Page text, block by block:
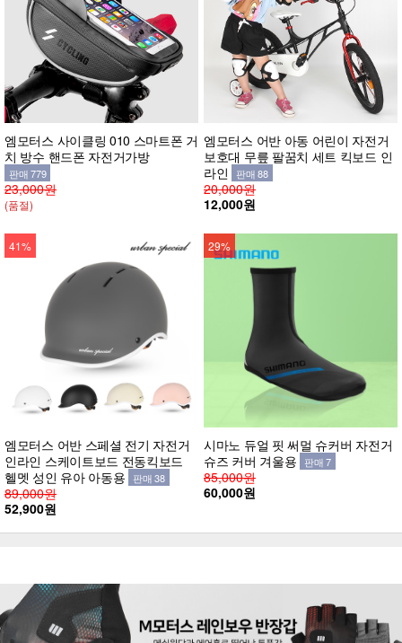
엠모터스 사이클링 010 스마트폰 거
치 방수 핸드폰 자전거가방
판매 779
23,000원
(품절)
엠모터스 어반 아동 어린이 자전거
보호대 무릎 팔꿈치 세트 킥보드 인
라인
판매 88
20,000원
12,000원
41%
엠모터스 어반 스페셜 전기 자전거
인라인 스케이트보드 전동킥보드
헬멧 성인 유아 아동용 판매 38
89,000원
52,900원
29%
시마노 듀얼 핏 써멀 슈커버 자전거
슈즈 커버 겨울용 판매 7
85,000원
60,000원